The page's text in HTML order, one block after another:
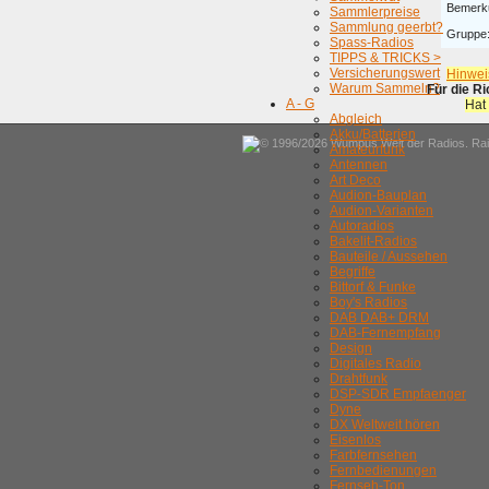
Sammlerpreise
Sammlung geerbt?
Spass-Radios
TIPPS & TRICKS >
Versicherungswert
Warum Sammeln?
A - G
Abgleich
Akku/Batterien
Amateurfunk
Antennen
Art Deco
Audion-Bauplan
Audion-Varianten
Autoradios
Bakelit-Radios
Bauteile / Aussehen
Begriffe
Bittorf & Funke
Boy's Radios
DAB DAB+ DRM
DAB-Fernempfang
Design
Digitales Radio
Drahtfunk
DSP-SDR Empfaenger
Dyne
DX Weltweit hören
Eisenlos
Farbfernsehen
Fernbedienungen
Fernseh-Ton
Gruppe:
Für die
© 1996/2026 Wumpus Welt der Radios.